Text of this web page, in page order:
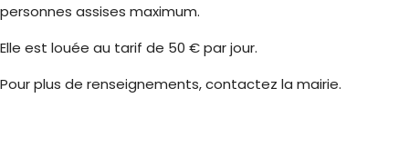
personnes assises maximum.
Elle est louée au tarif de 50 € par jour.
Pour plus de renseignements, contactez la mairie.